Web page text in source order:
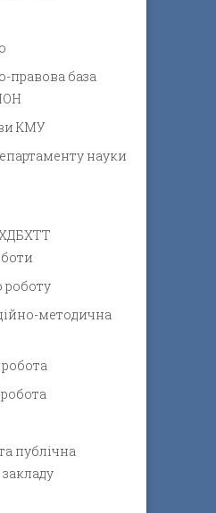
правова база
КМУ
науки
роботу
методична
публічна
закладу